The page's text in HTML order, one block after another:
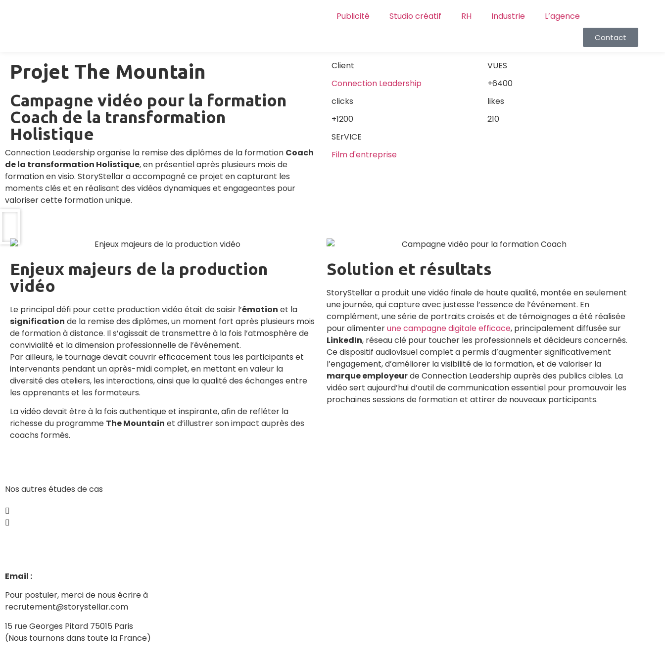
Publicité Studio créatif RH Industrie L’agence
Contact
Projet The Mountain
Campagne vidéo pour la formation
Coach de la transformation
Holistique
Connection Leadership organise la remise des diplômes de la formation Coach
de la transformation Holistique, en présentiel après plusieurs mois de
formation en visio. StoryStellar a accompagné ce projet en capturant les
moments clés et en réalisant des vidéos dynamiques et engageantes pour
valoriser cette formation unique.
Client
Connection Leadership
clicks
+1200
SErVICE
Film d'entreprise
VUES
+6400
likes
210
Enjeux majeurs de la production
vidéo
Le principal défi pour cette production vidéo était de saisir l’émotion et la
signification de la remise des diplômes, un moment fort après plusieurs mois
de formation à distance. Il s’agissait de transmettre à la fois l’atmosphère de
convivialité et la dimension professionnelle de l’événement.
Par ailleurs, le tournage devait couvrir efficacement tous les participants et
intervenants pendant un après-midi complet, en mettant en valeur la
diversité des ateliers, les interactions, ainsi que la qualité des échanges entre
les apprenants et les formateurs.
La vidéo devait être à la fois authentique et inspirante, afin de refléter la
richesse du programme The Mountain et d’illustrer son impact auprès des
coachs formés.
Solution et résultats
StoryStellar a produit une vidéo finale de haute qualité, montée en seulement
une journée, qui capture avec justesse l’essence de l’événement. En
complément, une série de portraits croisés et de témoignages a été réalisée
pour alimenterune campagne digitale efficace, principalement diffusée sur
LinkedIn, réseau clé pour toucher les professionnels et décideurs concernés.
Ce dispositif audiovisuel complet a permis d’augmenter significativement
l’engagement, d’améliorer la visibilité de la formation, et de valoriser la
marque employeurde Connection Leadership auprès des publics cibles. La
vidéo sert aujourd’hui d’outil de communication essentiel pour promouvoir les
prochaines sessions de formation et attirer de nouveaux participants.
Nos autres études de cas
Email :
Pour postuler, merci de nous écrire à
recrutement@storystellar.com
15 rue Georges Pitard 75015 Paris
(Nous tournons dans toute la France)